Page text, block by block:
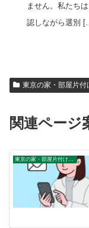
ません。私たち
認しながら選別
東京の家・部屋片付
関連ページ
東京の家・部屋片付け業者